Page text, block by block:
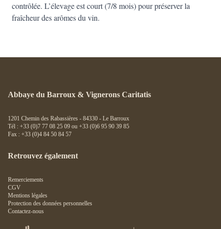
contrôlée. L’élevage est court (7/8 mois) pour préserver la
fraîcheur des arômes du vin.
Abbaye du Barroux & Vignerons Caritatis
1201 Chemin des Rabassières - 84330 - Le Barroux
Tél : +33 (0)7 77 08 25 09 ou +33 (0)6 95 90 39 85
Fax : +33 (0)4 84 50 84 57
Retrouvez également
Remerciements
CGV
Mentions légales
Protection des données personnelles
Contactez-nous